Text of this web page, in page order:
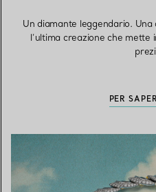
Un diamante leggendario.
l’ultima creazione che mette
PER